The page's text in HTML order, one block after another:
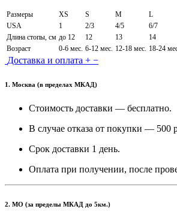
Размеры XS S M L
USA
1 2/3 4/5 6/7
Длина стопы, см до 12 12 13 14
Возраст
0-6 мес. 6-12 мес. 12-18 мес. 18-24
Доставка и оплата + −
1. Москва (в пределах МКАД)
Стоимость доставки — бесплатно.
В случае отказа от покупки — 500
Срок доставки 1 день.
Оплата при получении, после
2. МО (за пределы МКАД до 5км.)